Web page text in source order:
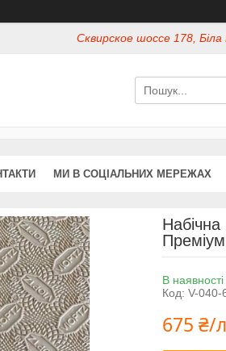
Сквирское шоссе 178, Біла
МИ В СОЦІАЛЬНИХ МЕРЕЖАХ
В наявності
Код: V-040-
675 ₴/